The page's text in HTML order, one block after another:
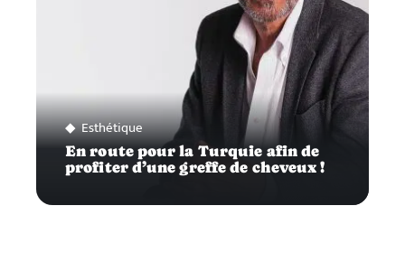
Esthétique
En route pour la Turquie afin de
profiter d’une greffe de cheveux !